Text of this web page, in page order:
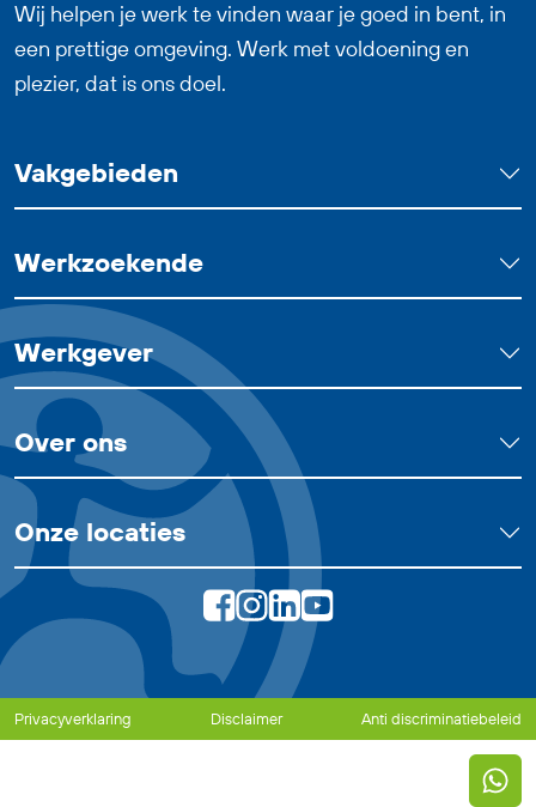
Wij helpen je werk te vinden waar je goed in bent, in
een prettige omgeving. Werk met voldoening en
plezier, dat is ons doel.
Vakgebieden
Werkzoekende
Werkgever
Over ons
Onze locaties
Privacyverklaring Disclaimer Anti discriminatiebeleid